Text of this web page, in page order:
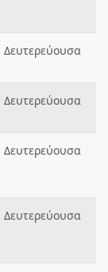
Δευτερεύουσα
Δευτερεύουσα
Δευτερεύουσα
Δευτερεύουσα